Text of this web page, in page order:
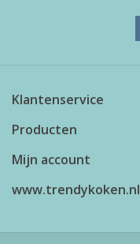
Klantenservice
Producten
Mijn account
www.trendykoken.nl